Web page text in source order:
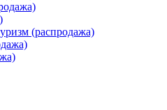
(распродажа)